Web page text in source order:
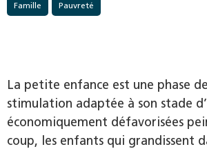
Famille Pauvreté
La petite enfance est une phase
stimulation adaptée à son stade
économiquement défavorisées
coup, les enfants qui grandissent